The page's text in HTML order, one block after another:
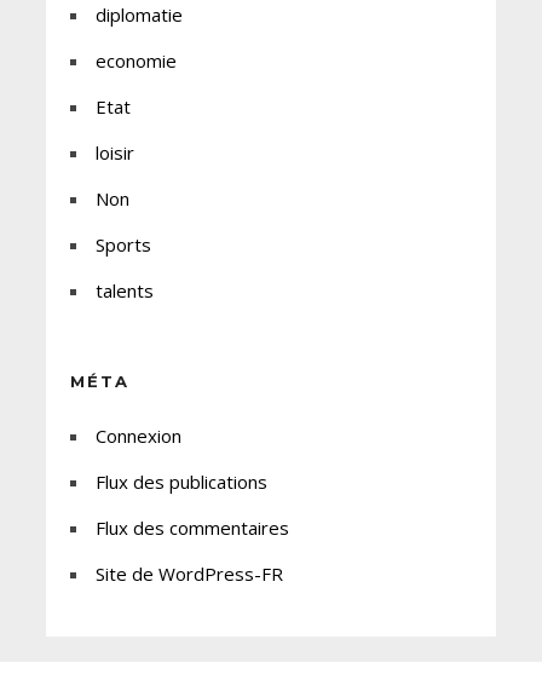
diplomatie
economie
Etat
loisir
Non
Sports
talents
MÉTA
Connexion
Flux des publications
Flux des commentaires
Site de WordPress-FR